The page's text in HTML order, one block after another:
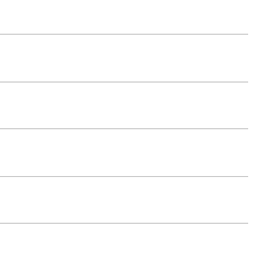
～17:00〔不定休〕
3739
・公衆電話等お断り
せフォーム